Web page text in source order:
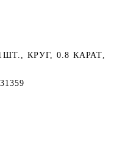
КРУГ, 0.8 КАРАТ,